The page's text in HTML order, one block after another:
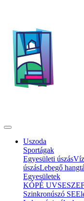
Uszoda
Sportágak
Egyesületi úszás
úszásLebegő
Egyesületek
KÓPÉ UVSE
Szinkronúszó SE